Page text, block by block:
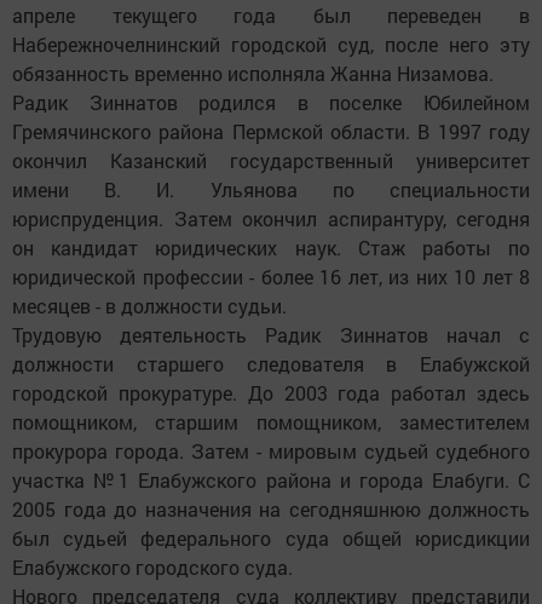
апреле текущего года был переведен в
Набережночелнинский городской суд, после него эту
обязанность временно исполняла Жанна Низамова.
Радик Зиннатов родился в поселке Юбилейном
Гремячинского района Пермской области. В 1997 году
окончил Казанский государственный университет
имени В. И. Ульянова по специальности
юриспруденция. Затем окончил аспирантуру, сегодня
он кандидат юридических наук. Стаж работы по
юридической профессии - более 16 лет, из них 10 лет 8
месяцев - в должности судьи.
Трудовую деятельность Радик Зиннатов начал с
должности старшего следователя в Елабужской
городской прокуратуре. До 2003 года работал здесь
помощником, старшим помощником, заместителем
прокурора города. Затем - мировым судьей судебного
участка №1 Елабужского района и города Елабуги. С
2005 года до назначения на сегодняшнюю должность
был судьей федерального суда общей юрисдикции
Елабужского городского суда.
Нового председателя суда коллективу представили